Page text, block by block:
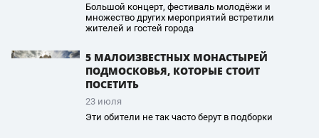
Большой концерт, фестиваль молодёжи и
множество других мероприятий встретили
жителей и гостей города
5 МАЛОИЗВЕСТНЫХ МОНАСТЫРЕЙ
ПОДМОСКОВЬЯ, КОТОРЫЕ СТОИТ
ПОСЕТИТЬ
23 июля
Эти обители не так часто берут в подборки